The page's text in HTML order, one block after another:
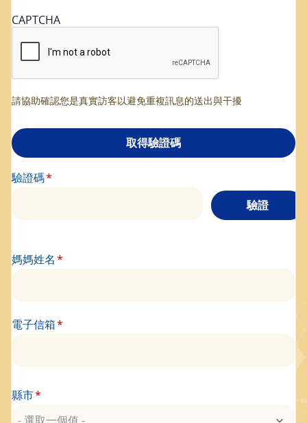
CAPTCHA
請協助確認您是真實訪客以避免重複訊息的送出與干擾
驗證碼
媽媽姓名
電子信箱
縣市